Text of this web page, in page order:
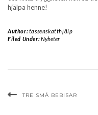
hjälpa henne!
Author:tassenskatthjälp
Filed Under:Nyheter
TRE SMÅ BEBISAR